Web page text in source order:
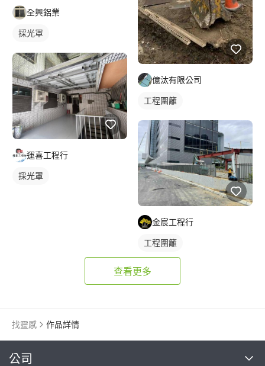
全興鋁業
採光罩
運喜工程行
採光罩
億汰有限公司
工程圍籬
金宸工程行
工程圍籬
查看更多
找靈感 作品詳情
公司繼續完成